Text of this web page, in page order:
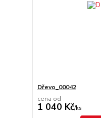
Dřevo_00042
cena od
1 040 Kč/ks